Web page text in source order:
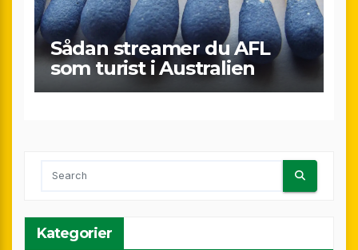
Sådan streamer du AFL
som turist i Australien
Kategorier